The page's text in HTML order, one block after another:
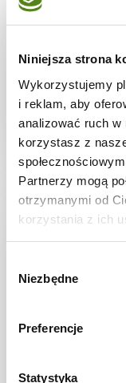
Niniejsza strona
Wykorzystujemy
i reklam, aby
analizować ruch
korzystasz z
Partnerzy mogą
otrzymanymi od
korzystania z ich
zgody
Niezbędne
Preferencje
Statystyka
1